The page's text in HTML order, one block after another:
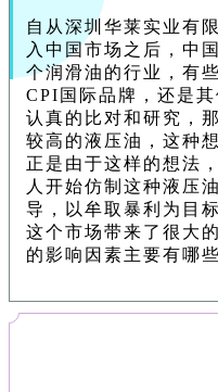
自从深圳华莱实业有
入中国市场之后，中
个润滑油的行业，有
CPI国际品牌，还是
认真的比对和研究，
较高的液压油，这种
正是由于这样的想法
人开始仿制这种液压
导，以牟取暴利为目
这个市场带来了很大
的影响因素主要有哪